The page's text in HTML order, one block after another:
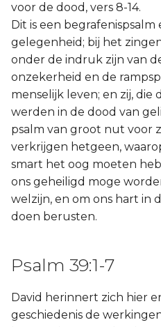
voor de dood, vers 8-14.
Dit is een
gelegenheid; bij het
onder de indruk zijn van
onzekerheid en de
menselijk leven; en zij, die
werden in de dood van
psalm van groot nut voor
verkrijgen hetgeen,
smart het oog moeten
ons geheiligd moge
welzijn, en om ons hart in
doen berusten.
Psalm 39:1-7
David herinnert zich hier
geschiedenis de